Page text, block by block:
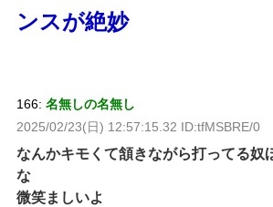
ンスが絶妙
166: 名無しの名無し
2025/02/23(日) 12:57:15.32 ID:tfMSBRE/0
なんかキモくて頷きながら打ってる奴
な
微笑ましいよ